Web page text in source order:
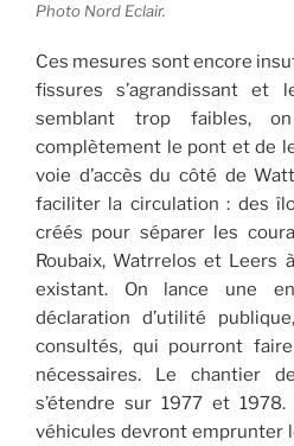
Photo Nord Eclair.
Ces mesures sont encore
fissures s’agrandissant et
semblant trop faibles,
complètement le pont et de
voie d’accès du côté de
faciliter la circulation : des
créés pour séparer les
Roubaix, Watrrelos et Leers
existant. On lance une
déclaration d’utilité
consultés, qui pourront
nécessaires. Le chantier
s’étendre sur 1977 et
véhicules devront emprunter